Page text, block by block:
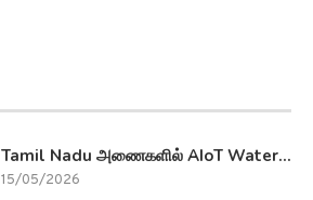
Tamil Nadu அணைகளில் AIoT Water...
15/05/2026